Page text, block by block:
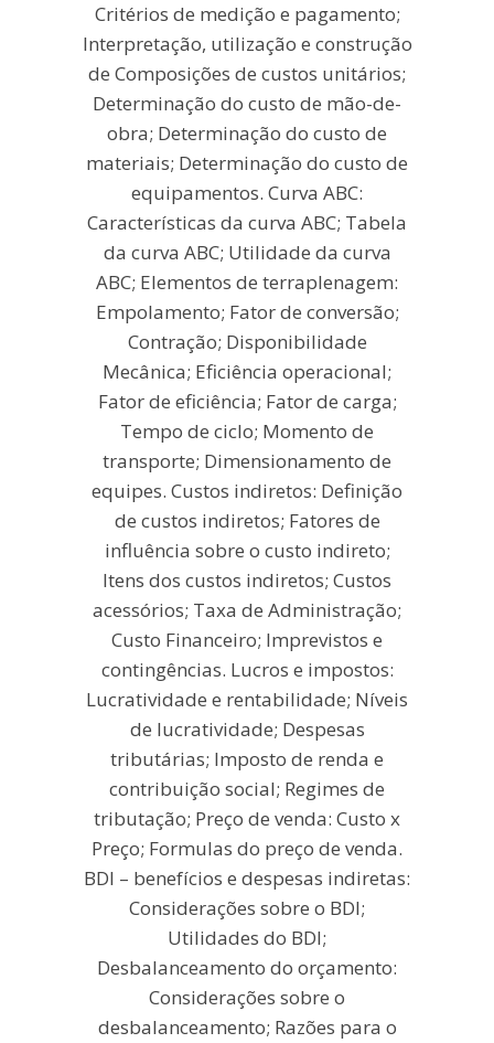
Critérios de medição e pagamento;
Interpretação, utilização e construção
de Composições de custos unitários;
Determinação do custo de mão-de-
obra; Determinação do custo de
materiais; Determinação do custo de
equipamentos. Curva ABC:
Características da curva ABC; Tabela
da curva ABC; Utilidade da curva
ABC; Elementos de terraplenagem:
Empolamento; Fator de conversão;
Contração; Disponibilidade
Mecânica; Eficiência operacional;
Fator de eficiência; Fator de carga;
Tempo de ciclo; Momento de
transporte; Dimensionamento de
equipes. Custos indiretos: Definição
de custos indiretos; Fatores de
influência sobre o custo indireto;
Itens dos custos indiretos; Custos
acessórios; Taxa de Administração;
Custo Financeiro; Imprevistos e
contingências. Lucros e impostos:
Lucratividade e rentabilidade; Níveis
de lucratividade; Despesas
tributárias; Imposto de renda e
contribuição social; Regimes de
tributação; Preço de venda: Custo x
Preço; Formulas do preço de venda.
BDI – benefícios e despesas indiretas:
Considerações sobre o BDI;
Utilidades do BDI;
Desbalanceamento do orçamento:
Considerações sobre o
desbalanceamento; Razões para o